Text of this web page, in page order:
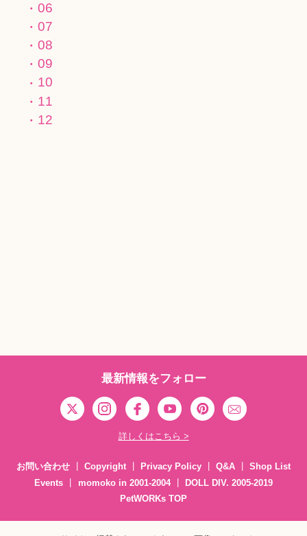
06
07
08
09
10
11
12
最新情報をフォロー
詳しくはこちら >
お問い合わせ Copyright Privacy Policy Q&A
Shop List
Events
momoko in 2001-2004
DOLL DIV. 2005-2019
PetWORKs TOP